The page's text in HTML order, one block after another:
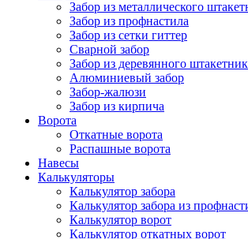
Забор из металлического
Забор из профнастила
Забор из сетки гиттер
Сварной забор
Забор из деревянного
Алюминиевый забор
Забор-жалюзи
Забор из кирпича
Ворота
Откатные ворота
Распашные ворота
Навесы
Калькуляторы
Калькулятор забора
Калькулятор забора из
Калькулятор ворот
Калькулятор откатных ворот